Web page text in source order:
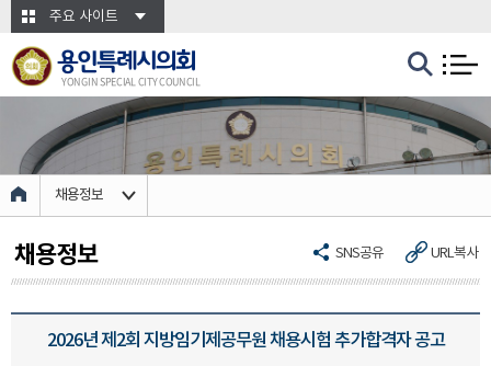
본문바로가기주요 사이트
용인특례시의회
YONGIN SPECIAL CITY COUNCIL
채용정보
SNS공유 URL복사
채용정보
2026년 제2회 지방임기제공무원 채용시험 추가합격자 공고